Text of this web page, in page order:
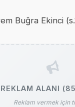
Buğra Ekinci
REKLAM ALANI
Reklam vermek için